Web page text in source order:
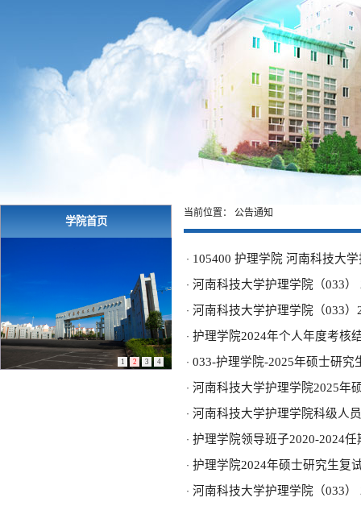
学院首页
1 2 3 4
当前位置： 公告通知
· 105400 护理学院 河南科技大
· 河南科技大学护理学院（033
· 河南科技大学护理学院（033
· 护理学院2024年个人年度考核
· 033-护理学院-2025年硕士研究
· 河南科技大学护理学院2025年
· 河南科技大学护理学院科级人
· 护理学院领导班子2020-2024
· 护理学院2024年硕士研究生复
· 河南科技大学护理学院（033